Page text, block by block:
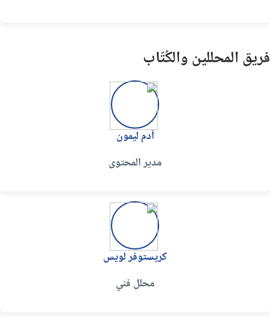
فريق المحللين والكُتّاب
آدم ليمون
مدير المحتوى
كريستوفر لويس
محلل فني